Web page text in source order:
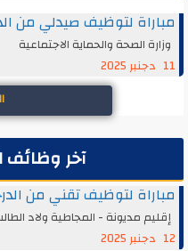
مباراة لتوظيف صيدلي من
وزارة الصحة والحماية الاجتماعية
11 دجنبر 2025
آخر وظائف
مباراة لتوظيف تقني من
إقليم مديونة - المجاطية ولاد الطالب
12 دجنبر 2025